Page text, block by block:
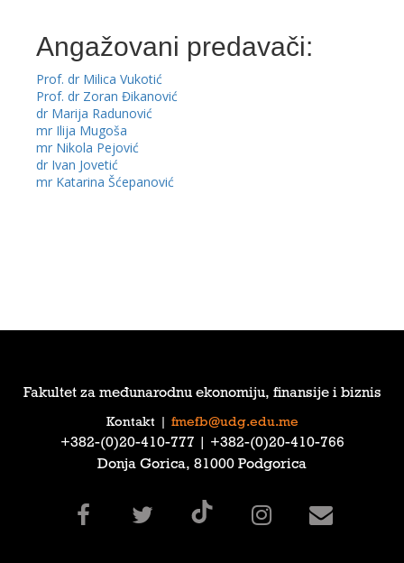
Angažovani predavači:
Prof. dr Milica Vukotić
Prof. dr Zoran Đikanović
dr Marija Radunović
mr Ilija Mugoša
mr Nikola Pejović
dr Ivan Jovetić
mr Katarina Šćepanović
Fakultet za međunarodnu ekonomiju, finansije i biznis
Kontakt fmefb@udg.edu.me
‎+382-(0)20-410-777‎ | ‎+382-(0)20-410-766‎
Donja Gorica, 81000 Podgorica